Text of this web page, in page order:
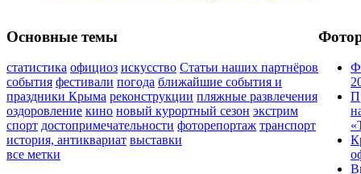
Основные темы
статистика официоз искусство Статьи наших партнёров
события фестивали погода ближайшие события и
праздники Крыма реконструкции пляжные развлечения
оздоровление кино новый курортный сезон экстрим
спорт достопримечательности фоторепортаж транспорт
история, антиквариат выставки
все метки